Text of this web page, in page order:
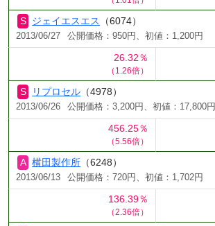
ジェイエスエス （6074）
2013/06/27 公開価格：950円、初値：1,200円
26.32％
（1.26倍）
リプロセル （4978）
2013/06/26 公開価格：3,200円、初値：17,800円
456.25％
（5.56倍）
横田製作所 （6248）
2013/06/13 公開価格：720円、初値：1,702円
136.39％
（2.36倍）